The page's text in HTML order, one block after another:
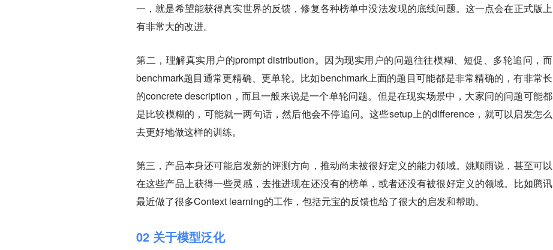
一，就是希望能获得真实世界的反馈，修复各种榜单中没法发现的底线问题。这一点会在正式版上
有非常大的改进。
第二，理解真实用户的prompt distribution。因为现实用户的问题往往模糊、短促、多轮追问，而
benchmark题目通常更精确、更单轮。比如benchmark上面的题目可能都是非常精确的，有非常长
的concrete description，而且一般来说是一个单轮问题。但是在现实场景中，大家问的问题可能都
是比较模糊的，可能就一两句话，然后他会不停追问。这些setup上的difference，就可以启发怎么
去更好地做这样的训练。
第三，产品本身还可能启发新的评测方向，推动尚未被很好定义的能力领域。姚顺雨说，甚至可以
在这些产品上获得一些灵感，去推进现在还没有的榜单，或者还没有被很好定义的领域。比如腾讯
最近做了很多Context learning的工作，包括元宝的反馈也给了很大的启发和帮助。
02 关于模型泛化